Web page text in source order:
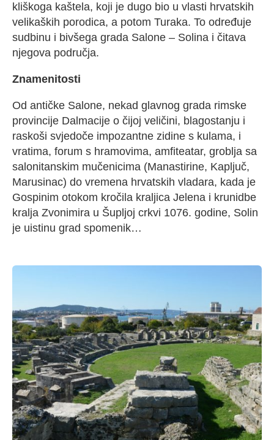
kliškoga kaštela, koji je dugo bio u vlasti hrvatskih
velikaških porodica, a potom Turaka. To određuje
sudbinu i bivšega grada Salone – Solina i čitava
njegova područja.
Znamenitosti
Od antičke Salone, nekad glavnog grada rimske
provincije Dalmacije o čijoj veličini, blagostanju i
raskoši svjedoče impozantne zidine s kulama, i
vratima, forum s hramovima, amfiteatar, groblja sa
salonitanskim mučenicima (Manastirine, Kapljuč,
Marusinac) do vremena hrvatskih vladara, kada je
Gospinim otokom kročila kraljica Jelena i krunidbe
kralja Zvonimira u Šupljoj crkvi 1076. godine, Solin
je uistinu grad spomenik…